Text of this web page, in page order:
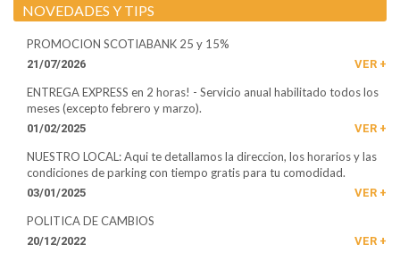
ONLINE Y EN NUESTRO LOCAL.
NOVEDADES Y TIPS
PROMOCION SCOTIABANK 25 y 15%
21/07/2026 VER +
ENTREGA EXPRESS en 2 horas! - Servicio anual habilitado todos los
meses (excepto febrero y marzo).
01/02/2025 VER +
NUESTRO LOCAL: Aqui­ te detallamos la direccion, los horarios y las
condiciones de parking con tiempo gratis para tu comodidad.
03/01/2025 VER +
POLITICA DE CAMBIOS
20/12/2022 VER +